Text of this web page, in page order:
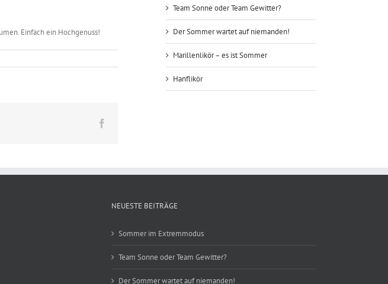
Einfach ein Hochgenuss!
Team Sonne oder Team Gewitter?
Der Sommer wartet auf niemanden!
Marillenlikör – es ist Sommer
Hanflikör
NEUESTE BEITRÄGE
Sommer im Extremmodus
Team Sonne oder Team Gewitter?
Der Sommer wartet auf niemanden!